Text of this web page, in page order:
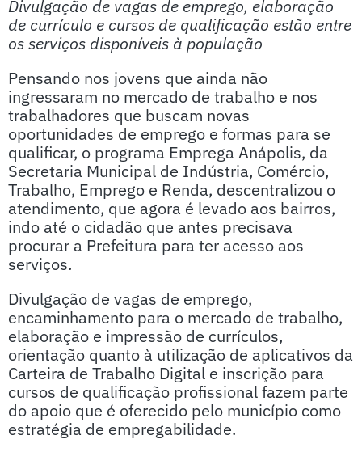
Divulgação de vagas de emprego, elaboração
de currículo e cursos de qualificação estão entre
os serviços disponíveis à população
Pensando nos jovens que ainda não
ingressaram no mercado de trabalho e nos
trabalhadores que buscam novas
oportunidades de emprego e formas para se
qualificar, o programa Emprega Anápolis, da
Secretaria Municipal de Indústria, Comércio,
Trabalho, Emprego e Renda, descentralizou o
atendimento, que agora é levado aos bairros,
indo até o cidadão que antes precisava
procurar a Prefeitura para ter acesso aos
serviços.
Divulgação de vagas de emprego,
encaminhamento para o mercado de trabalho,
elaboração e impressão de currículos,
orientação quanto à utilização de aplicativos da
Carteira de Trabalho Digital e inscrição para
cursos de qualificação profissional fazem parte
do apoio que é oferecido pelo município como
estratégia de empregabilidade.